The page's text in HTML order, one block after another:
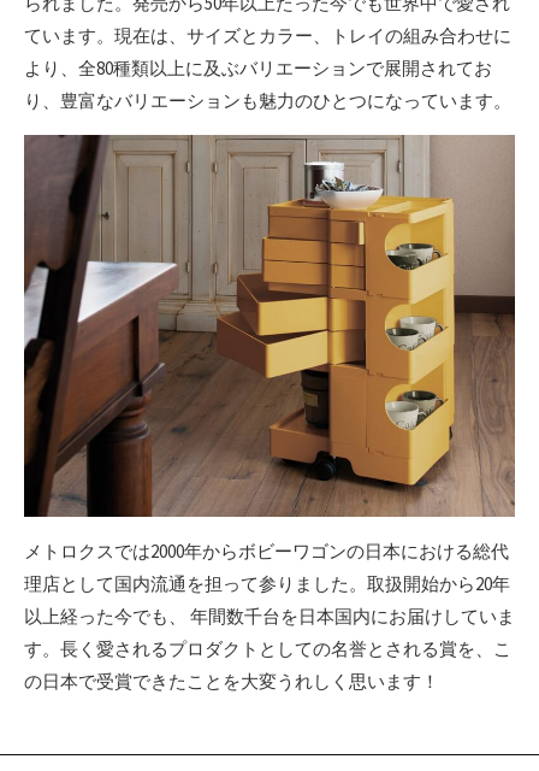
ています。現在は、サイズとカラー、トレイの組み合わせに
より、全80種類以上に及ぶバリエーションで展開されてお
り、豊富なバリエーションも魅力のひとつになっています。
メトロクスでは2000年からボビーワゴンの日本における総代
理店として国内流通を担って参りました。取扱開始から20年
以上経った今でも、 年間数千台を日本国内にお届けしていま
す。長く愛されるプロダクトとしての名誉とされる賞を、こ
の日本で受賞できたことを大変うれしく思います！